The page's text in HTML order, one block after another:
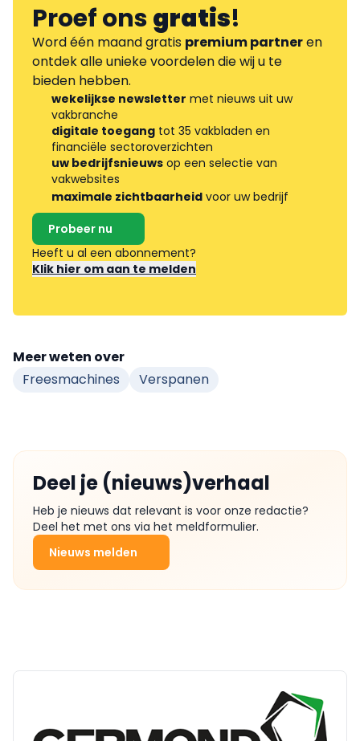
Proef onsgratis!
Word één maand gratis premium partneren
ontdek alle unieke voordelen die wij u te
bieden hebben.
wekelijkse newsletter met nieuws uit uw
vakbranche
digitale toegang tot 35 vakbladen en
financiële sectoroverzichten
uw bedrijfsnieuws op een selectie van
vakwebsites
maximale zichtbaarheid voor uw bedrijf
Probeer nu
Heeft u al een abonnement?
Klik hier om aan te melden
Meer weten over
Freesmachines
Verspanen
Deel je (nieuws)verhaal
Heb je nieuws dat relevant is voor onze redactie?
Deel het met ons via het meldformulier.
Nieuws melden